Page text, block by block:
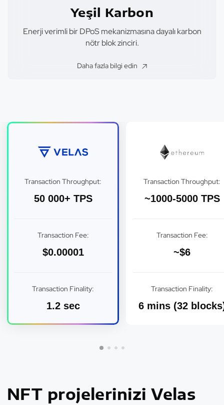
Yeşil Karbon
Enerji verimli bir DPoS mekanizmasına dayalı karbon
nötr blok zinciri.
Daha fazla bilgi edin
Transaction Throughput:
50 000+ TPS
Transaction Fee:
$0.00001
Transaction Finality:
1.2 sec
Transaction Throughput:
~1000-5000 TPS
Transaction Fee:
~$6
Transaction Finality:
6 mins (32
NFT projelerinizi Velas